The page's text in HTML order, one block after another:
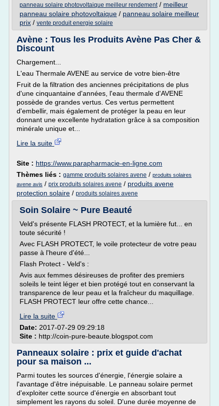
panneau solaire photovoltaique meilleur rendement/ meilleur
panneau solaire photovoltaique / panneau solaire meilleur
prix / vente produit energie solaire
Avène : Tous les Produits Avène Pas Cher &
Discount
Chargement...
L'eau Thermale AVENE au service de votre bien-être
Fruit de la filtration des anciennes précipitations de plus
d'une cinquantaine d'années, l'eau thermale d'AVENE
possède de grandes vertus. Ces vertus permettent
d'embellir, mais également de protéger la peau en leur
donnant une excellente hydratation grâce à sa composition
minérale unique et...
Lire la suite
Site : https://www.parapharmacie-en-ligne.com
Thèmes liés : gamme produits solaires avene / produits solaires
avene avis / prix produits solaires avene / produits avene
protection solaire / produits solaires avene
Soin Solaire ~ Pure Beauté
Veld's présente FLASH PROTECT, et la lumière fut... en
toute sécurité !
Avec FLASH PROTECT, le voile protecteur de votre peau
passe à l'heure d'été...
Flash Protect - Veld's :
Avis aux femmes désireuses de profiter des premiers
soleils le teint léger et bien protégé tout en conservant la
transparence de leur peau et la fraîcheur du maquillage.
FLASH PROTECT leur offre cette chance...
Lire la suite
Date: 2017-07-29 09:29:18
Site : http://coin-pure-beaute.blogspot.com
Panneaux solaire : prix et guide d'achat
pour sa maison ...
Parmi toutes les sources d'énergie, l'énergie solaire a
l'avantage d'être inépuisable. Le panneau solaire permet
d'exploiter cette source d'énergie en absorbant tout
simplement les rayons du soleil. D'une durée moyenne de